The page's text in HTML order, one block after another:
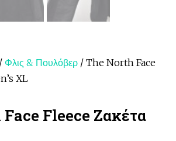
/ Φλις & Πουλόβερ / The North Face
XL
Fleece Ζακέτα